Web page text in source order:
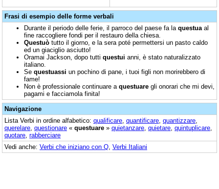
Frasi di esempio delle forme verbali
Durante il periodo delle ferie, il parroco del paese fa la questua al
fine raccogliere fondi per il restauro della chiesa.
Questuò tutto il giorno, e la sera poté permettersi un pasto caldo
ed un giaciglio asciutto!
Oramai Jackson, dopo tutti questui anni, è stato naturalizzato
italiano.
Se questuassi un pochino di pane, i tuoi figli non morirebbero di
fame!
Non è professionale continuare a questuare gli onorari che mi devi,
pagami e facciamola finita!
Navigazione
Lista Verbi in ordine alfabetico: qualificare quantificare quantizzare
querelare questionare « questuare » quietanzare quietare quintuplicare
quotare rabberciare
Vedi anche: Verbi che iniziano con Q Verbi Italiani